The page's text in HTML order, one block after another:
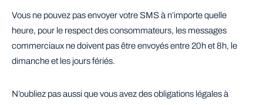
Vous ne pouvez pas envoyer votre SMS à n’importe quelle
heure, pour le respect des consommateurs, les messages
commerciaux ne doivent pas être envoyés entre 20h et 8h, le
dimanche et les jours fériés.
N’oubliez pas aussi que vous avez des obligations légales à